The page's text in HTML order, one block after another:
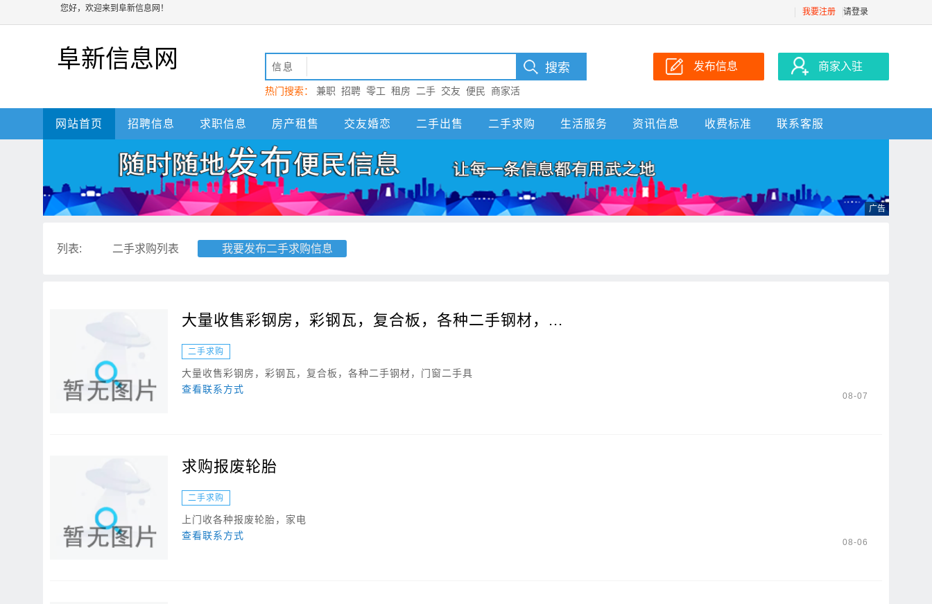
您好，欢迎来到阜新信息网！ 我要注册 请登录
阜新信息网 信息
热门搜索： 兼职 招聘 零工 租房 二手 交友 便民
商家活
动 阜新
发布信息 商家入驻
网站首页 招聘信息 求职信息 房产租售 交友婚恋 二手出售 二手求购 生活服务 资讯信息 收费标准 联系客服
列表: 二手求购列表 我要发布二手求购信息
08-07
大量收售彩钢房，彩钢瓦，复合板，各种二手钢材，...
二手求购
大量收售彩钢房，彩钢瓦，复合板，各种二手钢材，门窗二手具
查看联系方式
08-06
求购报废轮胎
二手求购
上门收各种报废轮胎，家电
查看联系方式